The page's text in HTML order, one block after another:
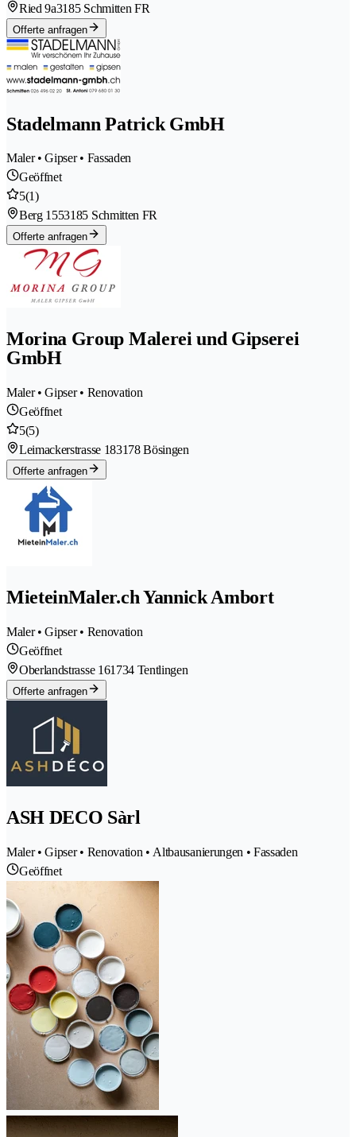
Ried 9a3185 Schmitten FR
Offerte anfragen
Stadelmann Patrick GmbH
Maler • Gipser • Fassaden
Geöffnet
5(1)
Berg 1553185 Schmitten FR
Offerte anfragen
Morina Group Malerei und Gipserei
GmbH
Maler • Gipser • Renovation
Geöffnet
5(5)
Leimackerstrasse 183178 Bösingen
Offerte anfragen
MieteinMaler.ch Yannick Ambort
Maler • Gipser • Renovation
Geöffnet
Oberlandstrasse 161734 Tentlingen
Offerte anfragen
ASH DECO Sàrl
Maler • Gipser • Renovation • Altbausanierungen • Fassaden
Geöffnet